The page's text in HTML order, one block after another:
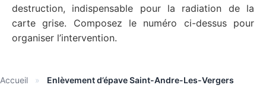
destruction, indispensable pour la radiation de la
carte grise. Composez le numéro ci-dessus pour
organiser l’intervention.
Accueil » Enlèvement d’épave Saint-Andre-Les-Vergers